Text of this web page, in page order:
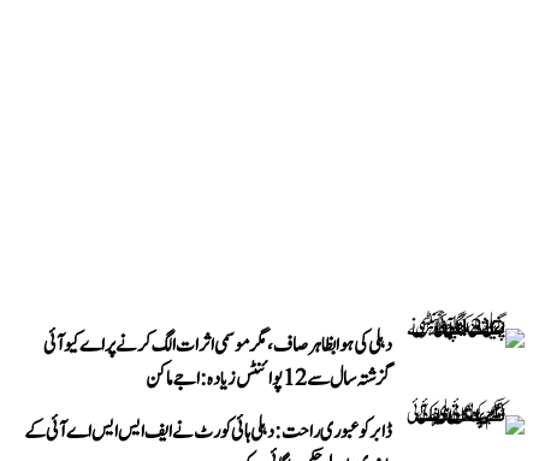
دہلی کی ہوا بظاہر صاف، مگر موسمی اثرات الگ کرنے پر اے کیو آئی
گزشتہ سال سے 12 پوائنٹس زیادہ: اجے ماکن
ڈابر کو عبوری راحت: دہلی ہائی کورٹ نے ایف ایس ایس اے آئی کے